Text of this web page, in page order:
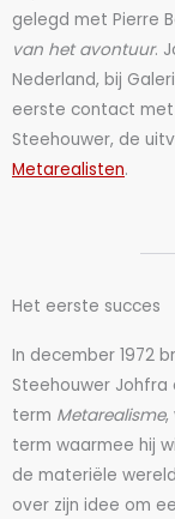
gelegd met Pierre
van het avontuur.
Nederland, bij
eerste contact met
Steehouwer, de
Metarealisten.
Het eerste succes
In december 1972
Steehouwer
term Metarealisme,
term waarmee hij
de materiële
over zijn idee om